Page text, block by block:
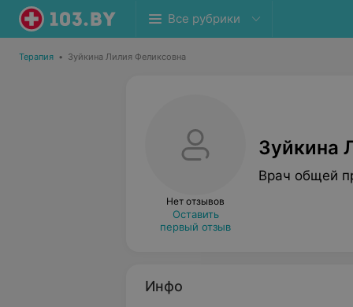
Все рубрики
Терапия • Зуйкина Лилия Феликсовна
Нет отзывов
Оставить
первый отзыв
Зуйкина
Врач общей
Инфо